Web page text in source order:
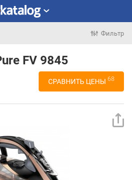
Фильтр
FV 9845
СРАВНИТЬ ЦЕНЫ 68